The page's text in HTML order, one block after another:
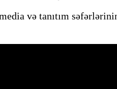
və tanıtım